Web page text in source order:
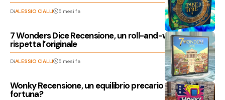
DiALESSIO CIALLI 5 mesi fa
7 Wonders Dice Recensione, un roll-and-write che
rispetta l’originale
DiALESSIO CIALLI 5 mesi fa
Wonky Recensione, un equilibrio precario tra abilità e
fortuna?